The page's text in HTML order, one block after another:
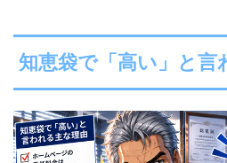
知恵袋で「高い」と言